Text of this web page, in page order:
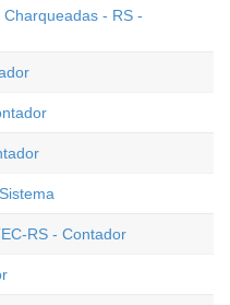
- RS -
RS - Contador